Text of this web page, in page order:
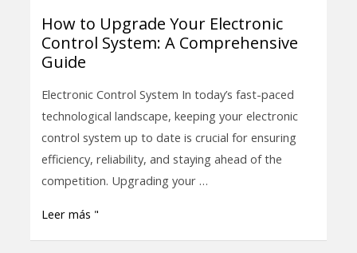
How to Upgrade Your Electronic
Control System: A Comprehensive
Guide
Electronic Control System In today’s fast-paced
technological landscape, keeping your electronic
control system up to date is crucial for ensuring
efficiency, reliability, and staying ahead of the
competition. Upgrading your …
How
to
Upgrade
Your
Electronic
Control
System:
Guide
Leer más "